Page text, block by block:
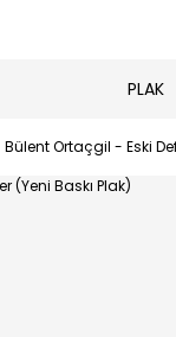
PLAK
Bülent Ortaçgil - Eski